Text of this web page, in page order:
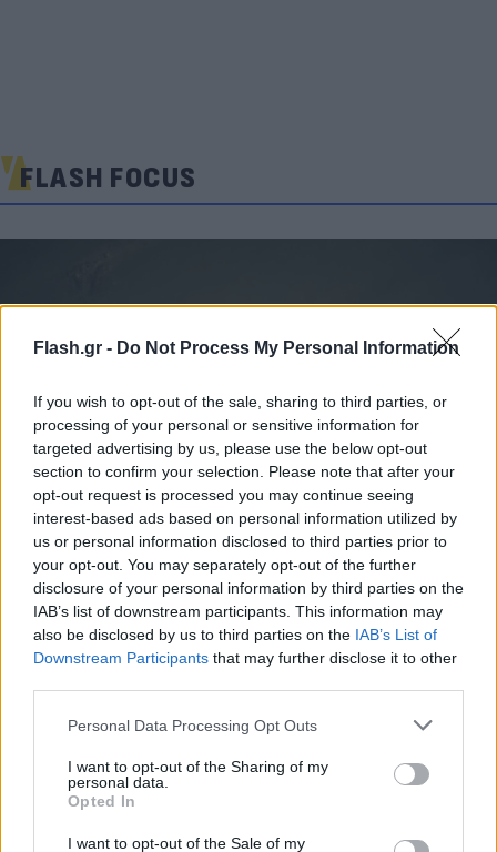
Flash.gr - Do Not Process My Personal Information
If you wish to opt-out of the sale, sharing to third parties, or
processing of your personal or sensitive information for
targeted advertising by us, please use the below opt-out
section to confirm your selection. Please note that after your
opt-out request is processed you may continue seeing
interest-based ads based on personal information utilized by
us or personal information disclosed to third parties prior to
your opt-out. You may separately opt-out of the further
disclosure of your personal information by third parties on the
IAB’s list of downstream participants. This information may
also be disclosed by us to third parties on the IAB’s List of
Downstream Participants that may further disclose it to other
Please note that this website/app uses one or more Google
not limited to your visit or usage behaviour. You may click to
grant or deny consent to Google and its third-party tags to
use your data for below specified purposes in below Google
consent section.
Personal Data Processing Opt Outs
I want to opt-out of the Sharing of my
personal data.
Opted In
I want to opt-out of the Sale of my
FLASH FOCUS
Η χαμηλή στάθμη του Δούναβη στη
Βουλγαρία αποκάλυψε τη γέφυρα του
Μεγάλου Κωνσταντίνου